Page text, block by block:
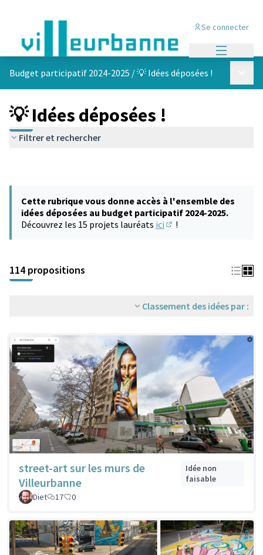
Se connecter
Budget participatif 2024-2025 /💡 Idées déposées !
💡 Idées déposées !
Filtrer et rechercher
Cette rubrique vous donne accès à l'ensemble des
idées déposées au budget participatif 2024-2025.
Découvrez les 15 projets lauréats ici !
114 propositions
Classement des idées par :
street-art sur les murs de
Villeurbanne
Idée non
faisable
Diet
17 0